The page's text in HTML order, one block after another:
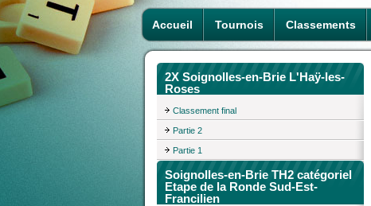
Accueil Tournois Classements
2X Soignolles-en-Brie L'Haÿ-les-
Roses
Classement final
Partie 2
Partie 1
Soignolles-en-Brie TH2 catégoriel
Etape de la Ronde Sud-Est-
Francilien